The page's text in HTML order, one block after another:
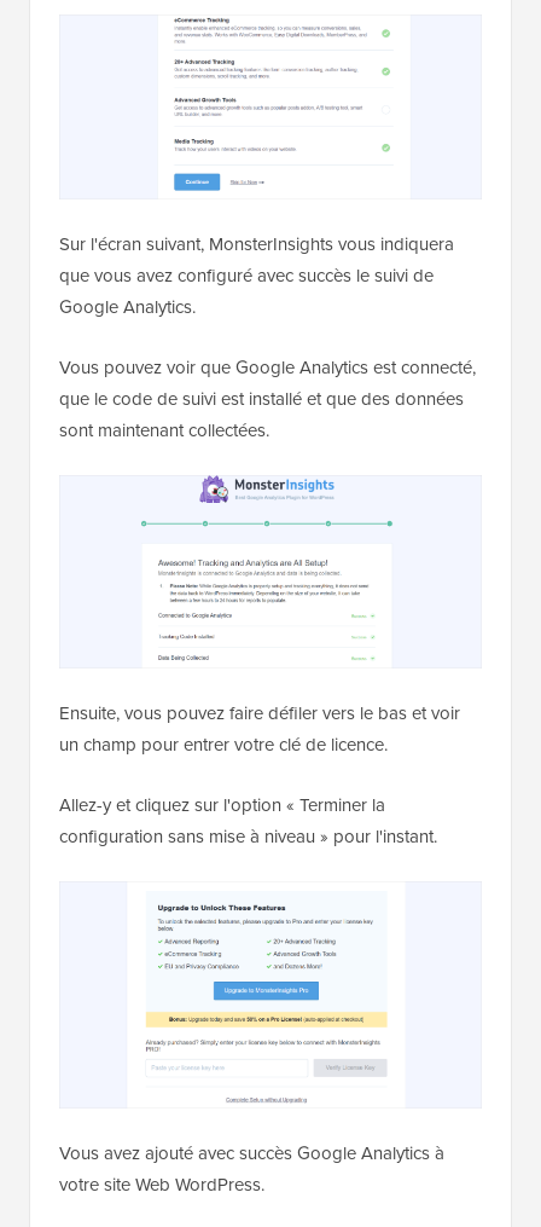
Sur l'écran suivant, MonsterInsights vous indiquera
que vous avez configuré avec succès le suivi de
Google Analytics.
Vous pouvez voir que Google Analytics est connecté,
que le code de suivi est installé et que des données
sont maintenant collectées.
Ensuite, vous pouvez faire défiler vers le bas et voir
un champ pour entrer votre clé de licence.
Allez-y et cliquez sur l'option « Terminer la
configuration sans mise à niveau » pour l'instant.
Vous avez ajouté avec succès Google Analytics à
votre site Web WordPress.